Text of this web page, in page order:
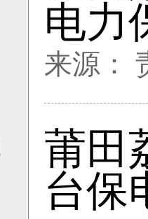
电力
来源：
莆田
台保